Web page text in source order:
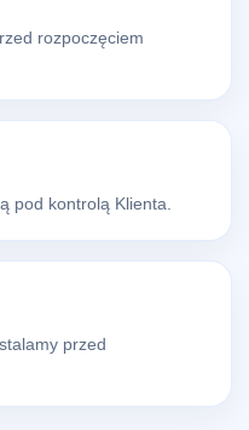
rozpoczęciem
pod kontrolą Klienta.
przed